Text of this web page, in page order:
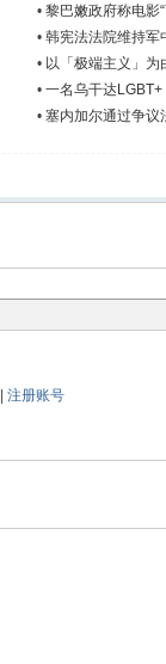
• 黎巴嫩政府称电影
• 韩宪法法院维持军
• 以「极端主义」为
• 一名乌干达
• 塞内加尔通过争议
注册账号